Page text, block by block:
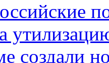
создали